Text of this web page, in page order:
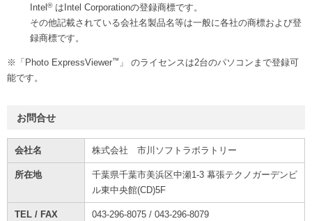
Intel ®はIntel Corporationの登録商標です。
その他記載されている会社名製品名等は一般に各社の商標および登
録商標です。
※「Photo ExpressViewer™ 」 のライセンスは2台のパソコンまで登録可
能です。
お問合せ
会社名 株式会社 市川ソフトラボラトリー
所在地
千葉県千葉市美浜区中瀬1-3 幕張テクノガーデンビ
ル東中央館(CD)5F
TEL / FAX 043-296-8075 / 043-296-8079